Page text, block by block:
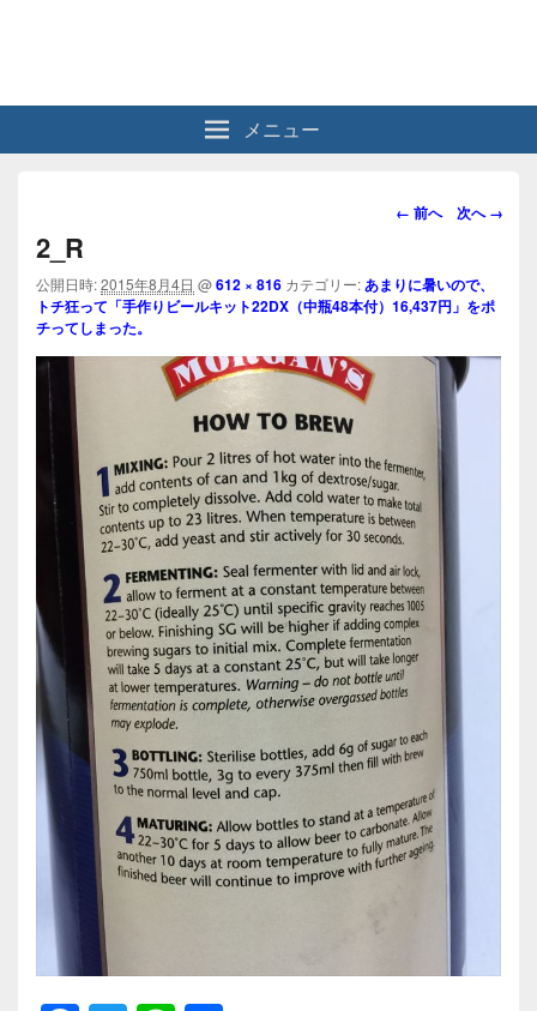
メニュー
画
ビ
ゲ
シ
← 前へ 次へ →
2_R
公開日時:2015年8月4日 @612 × 816 カテゴリー:あまりに暑いので、
トチ狂って「手作りビールキット22DX（中瓶48本付）16,437円」をポ
チってしまった。